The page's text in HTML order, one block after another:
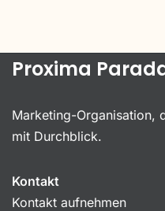
Proxima
Marketing-Organisation,
mit Durchblick.
Kontakt
Kontakt aufnehmen